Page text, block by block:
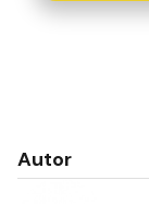
Autor